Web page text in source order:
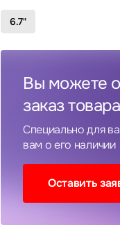
6.7"
Вы можете
заказ товара
Специально для
вам о его наличии
Оставить